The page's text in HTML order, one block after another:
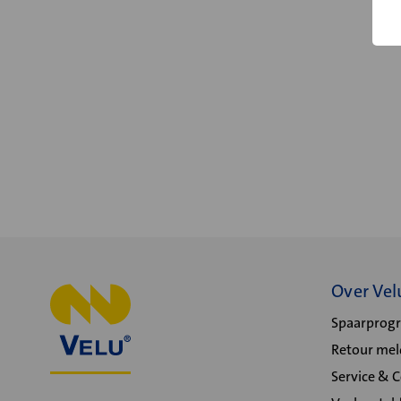
Over
Retour
Service &